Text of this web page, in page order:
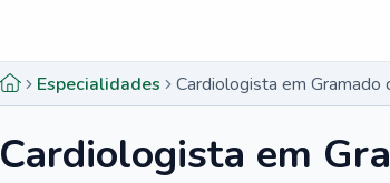
Especialidades Cardiologista em Gramado
Cardiologista em